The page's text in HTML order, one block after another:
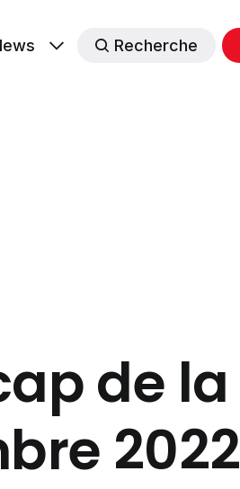
Recherche
de la
2022